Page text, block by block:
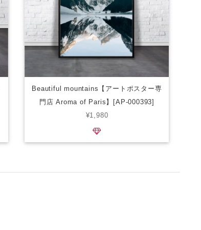
Beautiful mountains【アートポスター専
門店 Aroma of Paris】[AP-000393]
¥1,980